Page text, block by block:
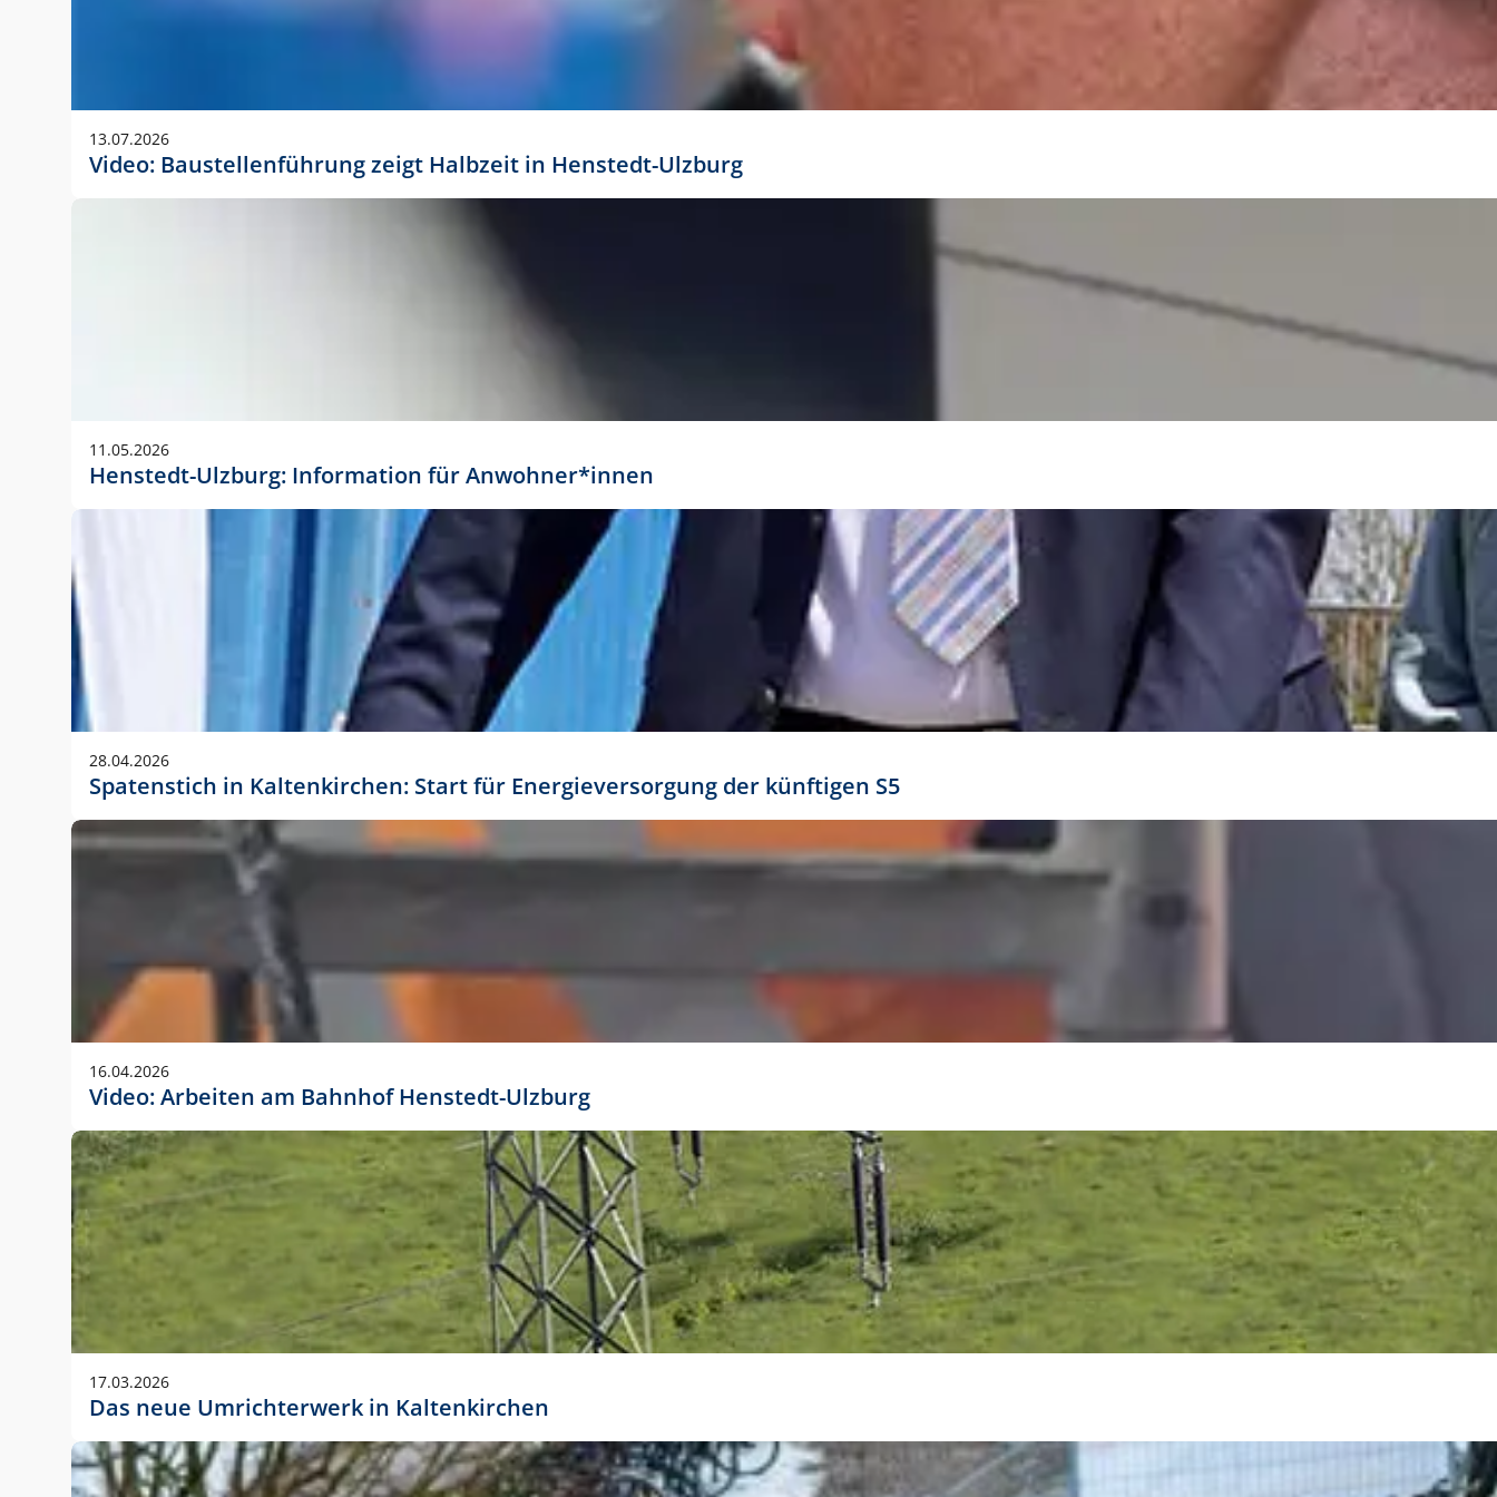
Anwendungsgröße im Layout:
Die Logohöhe beträgt 4 – 10 % der jeweiligen Formathöhe. Daraus ergeben sich für gängige Formate
folgende fest definierte Anwendungsgrößen im Layout:
DIN A3 – 15 mm hoch (5 %)
DIN A1 – 39 mm hoch (5 %)
DIN lang – 10 mm hoch (5 %)
1080 x 1080 px – 78 px hoch (7 %)
In Ausnahmefällen darf das Logo jedoch auch größer oder kleiner gesetzt werden. Dazu bedarf es jedoch
stets der vorherigen Absprache mit der Marketingabteilung.
13.07.2026
Video: Baustellenführung zeigt Halbzeit in Henstedt-Ulzburg
11.05.2026
Henstedt-Ulzburg: Information für Anwohner*innen
28.04.2026
Spatenstich in Kaltenkirchen: Start für Energieversorgung der künftigen S5
16.04.2026
Video: Arbeiten am Bahnhof Henstedt-Ulzburg
17.03.2026
Das neue Umrichterwerk in Kaltenkirchen